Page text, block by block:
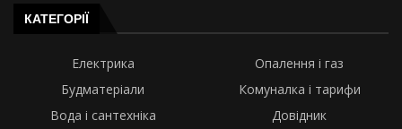
КАТЕГОРІЇ
Електрика
Опалення і газ
Будматеріали
Комуналка і тарифи
Вода і сантехніка
Довідник